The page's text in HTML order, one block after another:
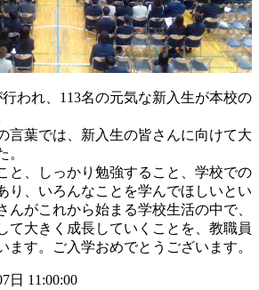
われ、113名の元気な新入生が本校の
言葉では、新入生の皆さんに向けて大
。
と、しっかり勉強すること、学校での
り、いろんなことを学んでほしいとい
んがこれから始まる学校生活の中で、
て大きく成長していくことを、教職員
ます。ご入学おめでとうございます。
日 11:00:00